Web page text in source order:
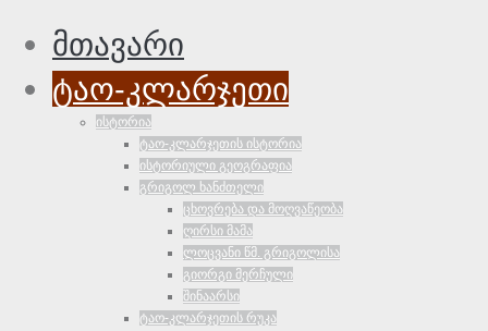
მთავარი
ტაო-კლარჯეთი
ისტორია
ტაო-კლარჯეთის ისტორია
ისტორიული გეოგრაფია
გრიგოლ ხანძთელი
ცხოვრება და მოღვაწეობა
ღირსი მამა
ლოცვანი წმ. გრიგოლისა
გიორგი მერჩული
შინაარსი
ტაო-კლარჯეთის რუკა